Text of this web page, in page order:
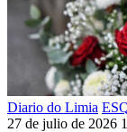
Diario do Limia
27 de julio de 2026